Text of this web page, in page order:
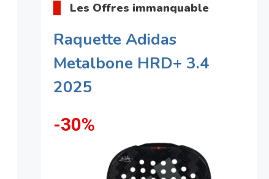
Les Offres immanquable
Raquette Adidas
Metalbone HRD+ 3.4
2025
-30%